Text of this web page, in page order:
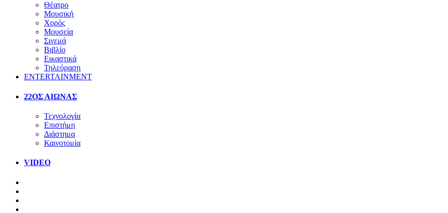
Θέατρο
Μουσική
Χορός
Μουσεία
Σινεμά
Βιβλίο
Εικαστικά
Τηλεόραση
ENTERTAINMENT
22ΟΣ ΑΙΩΝΑΣ
Τεχνολογία
Επιστήμη
Διάστημα
Καινοτομία
VIDEO